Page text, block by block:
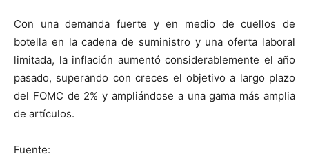
Con una demanda fuerte y en medio de cuellos de
botella en la cadena de suministro y una oferta laboral
limitada, la inflación aumentó considerablemente el año
pasado, superando con creces el objetivo a largo plazo
del FOMC de 2% y ampliándose a una gama más amplia
de artículos.
Fuente: